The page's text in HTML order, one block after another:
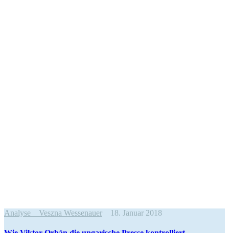
Analyse Veszna Wessenauer 18. Januar 2018